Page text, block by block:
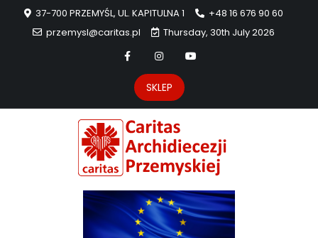
37-700 PRZEMYŚL, UL. KAPITULNA 1
+48 16 676 90 60
przemysl@caritas.pl
Thursday, 30th July 2026
SKLEP